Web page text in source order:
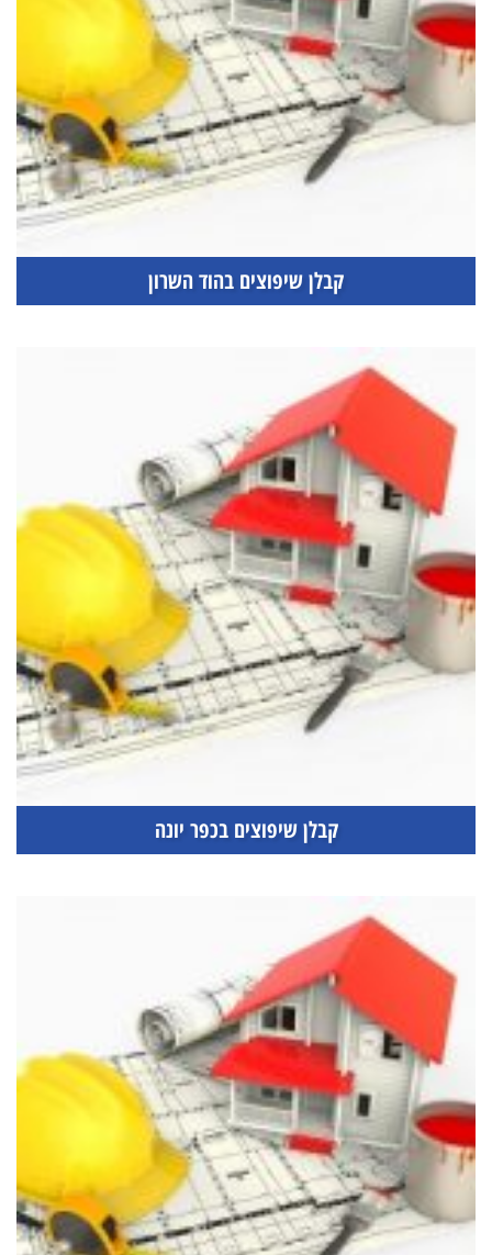
קבלן שיפוצים בהוד השרון
קבלן שיפוצים בכפר יונה